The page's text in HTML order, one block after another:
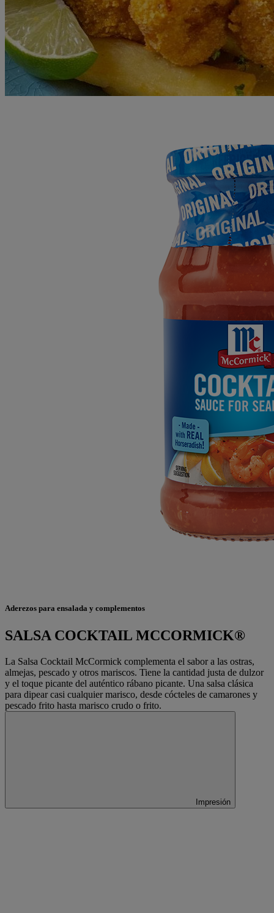
Aderezos para ensalada y complementos
SALSA COCKTAIL MCCORMICK®
La Salsa Cocktail McCormick complementa el sabor a las ostras,
almejas, pescado y otros mariscos. Tiene la cantidad justa de dulzor
y el toque picante del auténtico rábano picante. Una salsa clásica
para dipear casi cualquier marisco, desde cócteles de camarones y
pescado frito hasta marisco crudo o frito.
Impresión